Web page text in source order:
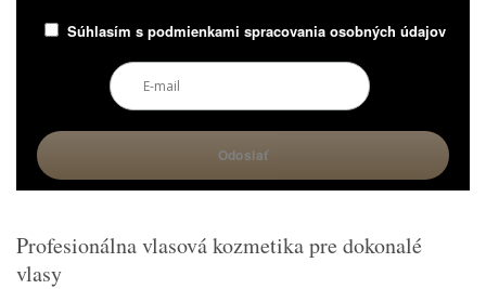
Súhlasím s podmienkami spracovania osobných údajov
Profesionálna vlasová kozmetika pre dokonalé
vlasy